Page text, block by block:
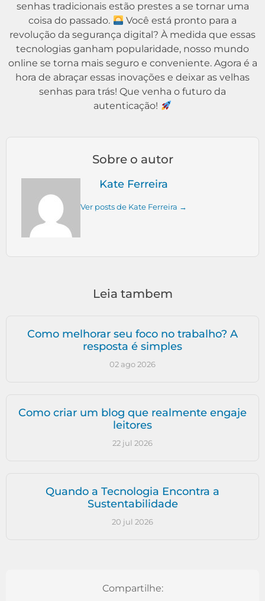
senhas tradicionais estão prestes a se tornar uma
coisa do passado.
Você está pronto para a
revolução da segurança digital? À medida que essas
tecnologias ganham popularidade, nosso mundo
online se torna mais seguro e conveniente. Agora é a
hora de abraçar essas inovações e deixar as velhas
senhas para trás! Que venha o futuro da
autenticação!
Sobre o autor
Kate Ferreira
Ver posts de Kate Ferreira →
Leia tambem
Como melhorar seu foco no trabalho? A
resposta é simples
02 ago 2026
Como criar um blog que realmente engaje
leitores
22 jul 2026
Quando a Tecnologia Encontra a
Sustentabilidade
20 jul 2026
Compartilhe: